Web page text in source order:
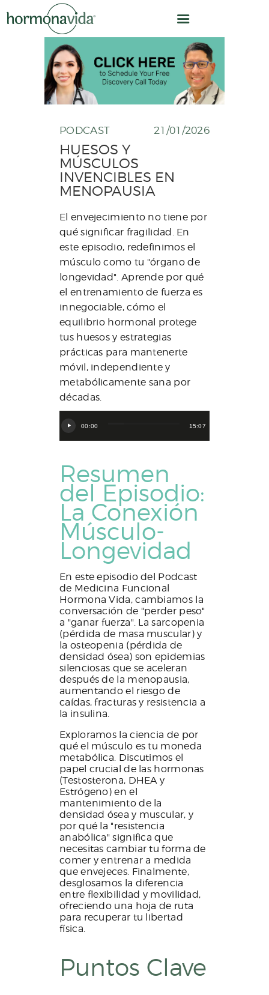
NUESTRO MODELO
¿CÓMO TRABAJAMOS?
OPTIMIZACIÓN
HORMONAL
EQUIPO
CLÍNICA
NOSOTROS
PODCAST 21/01/2026
HUESOS Y
MÚSCULOS
INVENCIBLES EN
MENOPAUSIA
El envejecimiento no tiene por
qué significar fragilidad. En
este episodio, redefinimos el
músculo como tu "órgano de
longevidad". Aprende por qué
el entrenamiento de fuerza es
innegociable, cómo el
equilibrio hormonal protege
tus huesos y estrategias
prácticas para mantenerte
móvil, independiente y
metabólicamente sana por
décadas.
Reproductor
de
00:00 15:07
Resumen
del Episodio:
La Conexión
Músculo-
Longevidad
En este episodio del Podcast
de Medicina Funcional
Hormona Vida, cambiamos la
conversación de "perder peso"
a "ganar fuerza". La sarcopenia
(pérdida de masa muscular) y
la osteopenia (pérdida de
densidad ósea) son epidemias
silenciosas que se aceleran
después de la menopausia,
aumentando el riesgo de
caídas, fracturas y resistencia a
la insulina.
Exploramos la ciencia de por
qué el músculo es tu moneda
metabólica. Discutimos el
papel crucial de las hormonas
(Testosterona, DHEA y
Estrógeno) en el
mantenimiento de la
densidad ósea y muscular, y
por qué la "resistencia
anabólica" significa que
necesitas cambiar tu forma de
comer y entrenar a medida
que envejeces. Finalmente,
desglosamos la diferencia
entre flexibilidad y movilidad,
ofreciendo una hoja de ruta
para recuperar tu libertad
física.
Puntos Clave